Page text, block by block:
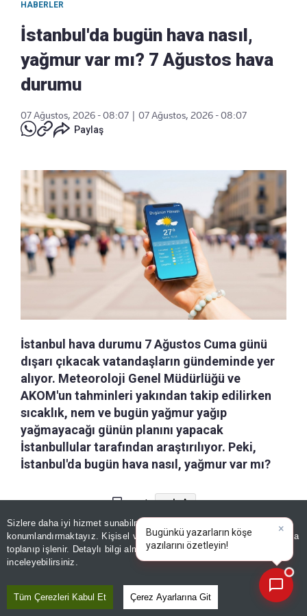
Sizlere daha iyi hizmet sunabilmek adına sitemizde
konumlandırmaktayız. Kişisel verileriniz, KVKK ve GDPR kapsamında
toplanıp işlenir. Detaylı bilgi almak içinAydınlatma Metnimizi
inceleyebilirsiniz.
Tüm Çerezleri Kabul Et Çerez Ayarlarına Git
HABERLER
İstanbul'da bugün hava nasıl,
yağmur var mı? 7 Ağustos hava
durumu
07 Ağustos, 2026 - 08:07
07 Ağustos, 2026 - 08:07
Paylaş
İstanbul hava durumu 7 Ağustos Cuma günü
dışarı çıkacak vatandaşların gündeminde yer
alıyor. Meteoroloji Genel Müdürlüğü ve
AKOM'un tahminleri yakından takip edilirken
sıcaklık, nem ve bugün yağmur yağıp
yağmayacağı günün planını yapacak
İstanbullular tarafından araştırılıyor. Peki,
İstanbul'da bugün hava nasıl, yağmur var mı?
Kaydet a-|+A
İstanbul'da haftanın son iş gününde hava
sıcaklıklarının yüksek seyrini sürdürmesi
bekleniyor. Meteoroloji Genel Müdürlüğü'nün
saatlik tahminlerinde sıcaklıkların öğle
Bugünkü yazarların